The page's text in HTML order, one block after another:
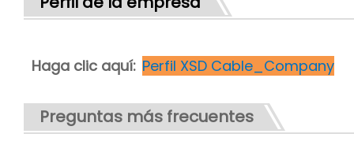
Haga clic aquí: Perfil XSD Cable_Company
Preguntas más frecuentes